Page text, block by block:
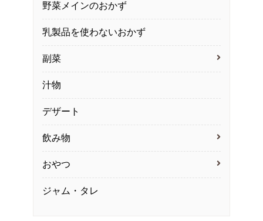
野菜メインのおかず
乳製品を使わないおかず
副菜
汁物
デザート
飲み物
おやつ
ジャム・タレ